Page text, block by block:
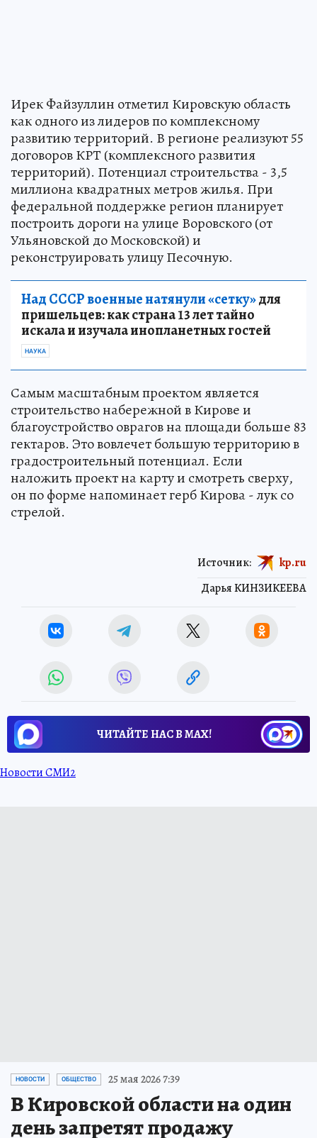
Ирек Файзуллин отметил Кировскую область
как одного из лидеров по комплексному
развитию территорий. В регионе реализуют 55
договоров КРТ (комплексного развития
территорий). Потенциал строительства - 3,5
миллиона квадратных метров жилья. При
федеральной поддержке регион планирует
построить дороги на улице Воровского (от
Ульяновской до Московской) и
реконструировать улицу Песочную.
Над СССР военные натянули «сетку»для
пришельцев: как страна 13 лет тайно
искала и изучала инопланетных гостей
НАУКА
Самым масштабным проектом является
строительство набережной в Кирове и
благоустройство оврагов на площади больше 83
гектаров. Это вовлечет большую территорию в
градостроительный потенциал. Если
наложить проект на карту и смотреть сверху,
он по форме напоминает герб Кирова - лук со
стрелой.
Дарья КИНЗИКЕЕВА
Источник: kp.ru
ЧИТАЙТЕ НАС В МАХ!
Новости СМИ2
НОВОСТИ ОБЩЕСТВО 25 мая 2026 7:39
В Кировской области на один
день запретят продажу